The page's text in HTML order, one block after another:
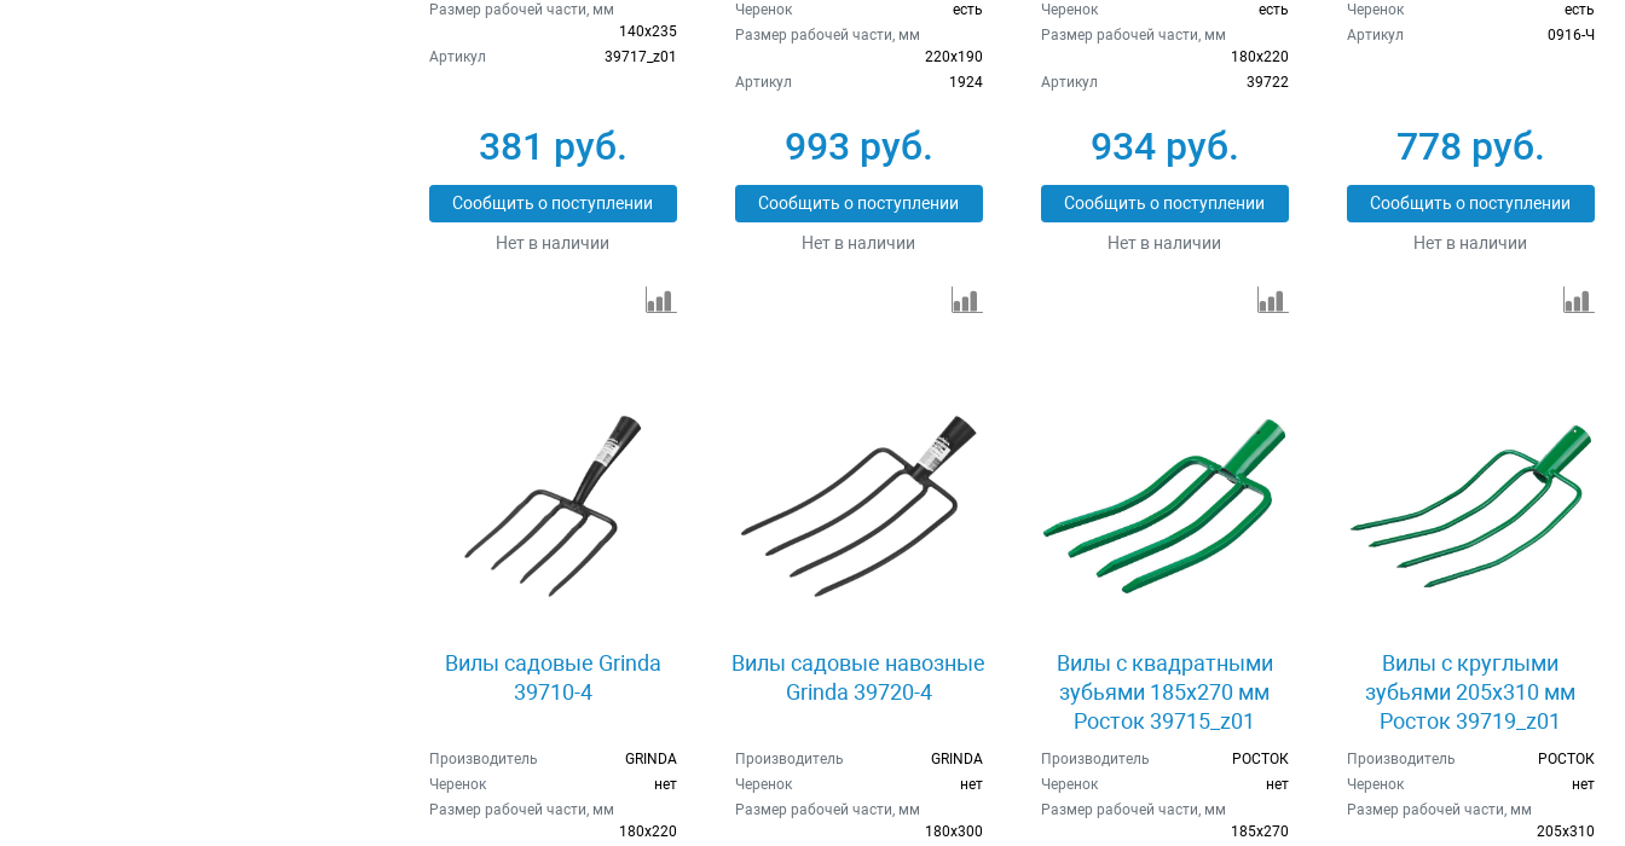
Размер рабочей части, мм
140х235
Артикул
39717_z01
381 руб.
Сообщить о поступлении
Нет в наличии
Черенок
есть
Размер рабочей части, мм
220х190
Артикул
1924
993 руб.
Сообщить о поступлении
Нет в наличии
Черенок
есть
Размер рабочей части, мм
180х220
Артикул
39722
934 руб.
Сообщить о поступлении
Нет в наличии
Черенок
есть
Артикул
0916-Ч
778 руб.
Сообщить о поступлении
Нет в наличии
Вилы садовые Grinda
39710-4
Производитель
GRINDA
Черенок
нет
Размер рабочей части, мм
180х220
Вилы садовые навозные
Grinda 39720-4
Производитель
GRINDA
Черенок
нет
Размер рабочей части, мм
180х300
Вилы с квадратными
зубьями 185х270 мм
Росток 39715_z01
Производитель
РОСТОК
Черенок
нет
Размер рабочей части, мм
185х270
Вилы с круглыми
зубьями 205х310 мм
Росток 39719_z01
Производитель
РОСТОК
Черенок
нет
Размер рабочей части, мм
205х310